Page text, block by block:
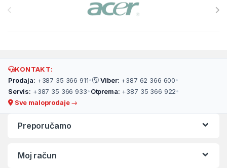
KONTAKT:
Prodaja: +387 35 366 911• Viber: +387 62 366 600•
Servis: +387 35 366 933• Otprema: +387 35 366 922•
Sve maloprodaje →
Preporučamo
Moj račun